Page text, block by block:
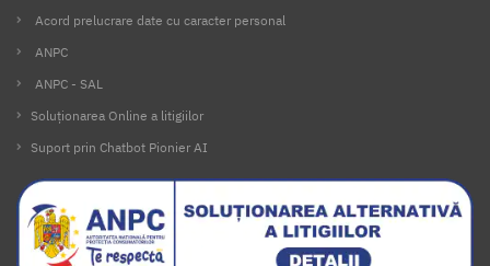
Acord prelucrare date cu caracter personal
ANPC
ANPC - SAL
Soluționarea Online a litigiilor
Suport prin Chatbot Pionier AI